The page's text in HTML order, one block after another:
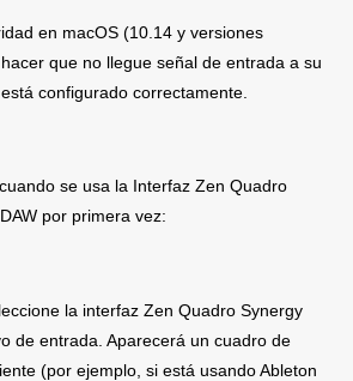
en macOS (10.14 y versiones
que no llegue señal de entrada a su
configurado correctamente.
se usa la Interfaz Zen Quadro
por primera vez:
la interfaz Zen Quadro Synergy
de entrada. Aparecerá un cuadro de
(por ejemplo, si está usando Ableton